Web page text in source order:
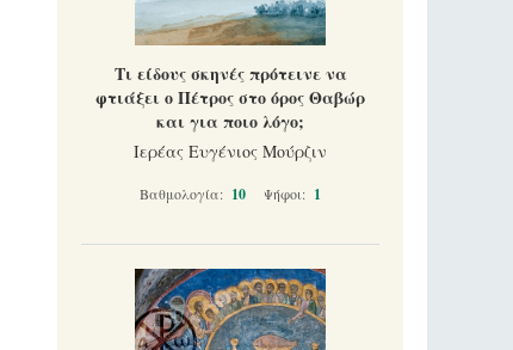
Τι είδους σκηνές πρότεινε να
φτιάξει ο Πέτρος στο όρος Θαβώρ
και για ποιο λόγο;
Ιερέας Ευγένιος Μούρζιν
Βαθμολογία: 10 Ψήφοι: 1